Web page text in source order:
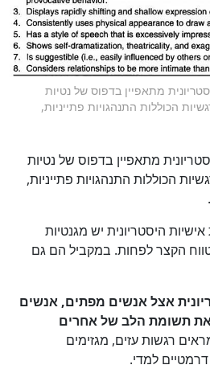
מתאפיין בדפוס של נטיות
הכוללות התנהגויות פתייניות,
מתאפיין בדפוס של נטיות
הכוללות התנהגויות פתייניות,
היסטריונית יש מגנטיות
הקצר לפחות. במקביל הם גם
אצל אנשים מפתים, אנשים
תשומת הלב של אחרים
רגשות עזים, מגזימים
למדי.